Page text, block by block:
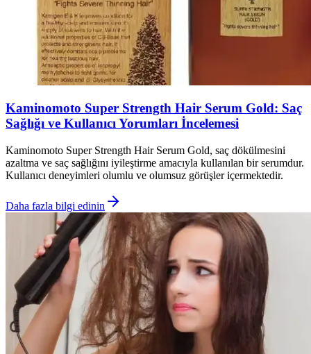
Kaminomoto Super Strength Hair Serum Gold: Saç
Sağlığı ve Kullanıcı Yorumları İncelemesi
Kaminomoto Super Strength Hair Serum Gold, saç dökülmesini
azaltma ve saç sağlığını iyileştirme amacıyla kullanılan bir serumdur.
Kullanıcı deneyimleri olumlu ve olumsuz görüşler içermektedir.
Daha fazla bilgi edinin